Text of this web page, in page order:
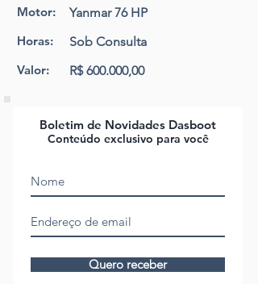
Motor:
Yanmar 76 HP
Horas:
Sob Consulta
Valor:
R$ 600.000,00
Boletim de Novidades Dasboot
Conteúdo exclusivo para você
Quero receber